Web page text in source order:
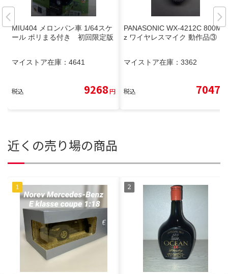
MIU404 メロンパン車 1/64スケ
ール ポリまる付き 初回限定版
マイストア在庫： 4641
税込 9268円
PANASONIC WX-4212C 800MH
z ワイヤレスマイク 動作品③
マイストア在庫： 3362
税込 7047
近くの売り場の商品